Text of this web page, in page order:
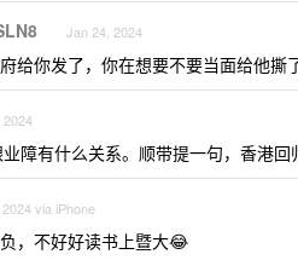
Jan 24, 2024
给你发了，你在想要不要当面给他撕
障有什么关系。顺带提一句，香港回
via iPhone
，不好好读书上暨大😂